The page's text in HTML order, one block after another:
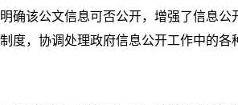
确该公文信息可否公开，增强了信息公
度，协调处理政府信息公开工作中的各